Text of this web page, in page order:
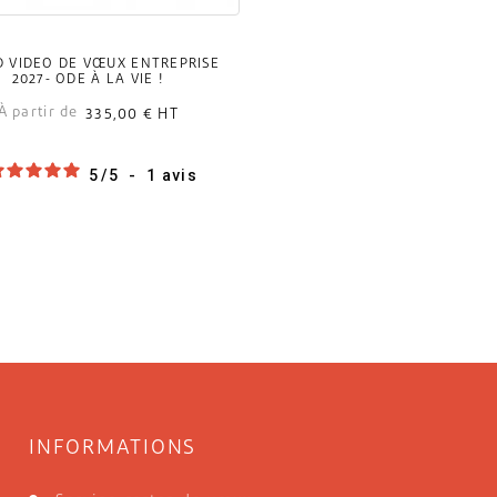
VIDÉO DE VŒUX ENTREPRISE
2027- ODE À LA VIE !
partir de 335,00 € HT
5/5 - 1 avis
INFORMATIONS